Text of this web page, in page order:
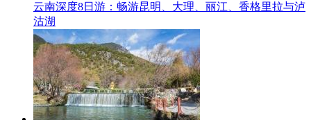
云南深度8日游：畅游昆明、大理、丽江、香格里拉与泸
沽湖